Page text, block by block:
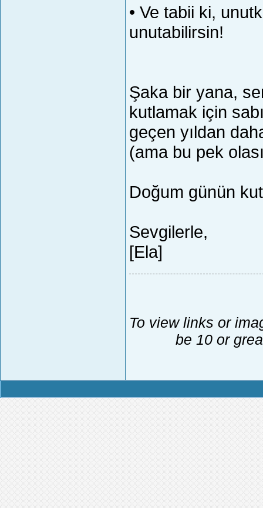
• Ve tabii ki,
unutabilirsin!
Şaka bir yana,
kutlamak için
geçen yıldan
(ama bu pek
Doğum günün
Sevgilerle,
[Ela]
To view links or
be 10 or